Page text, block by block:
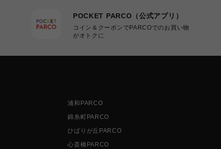
POCKET PARCO（公式アプリ）
コイン＆クーポンでPARCOでのお買い物
がオトクに
浦和PARCO
錦糸町PARCO
ひばりが丘PARCO
心斎橋PARCO